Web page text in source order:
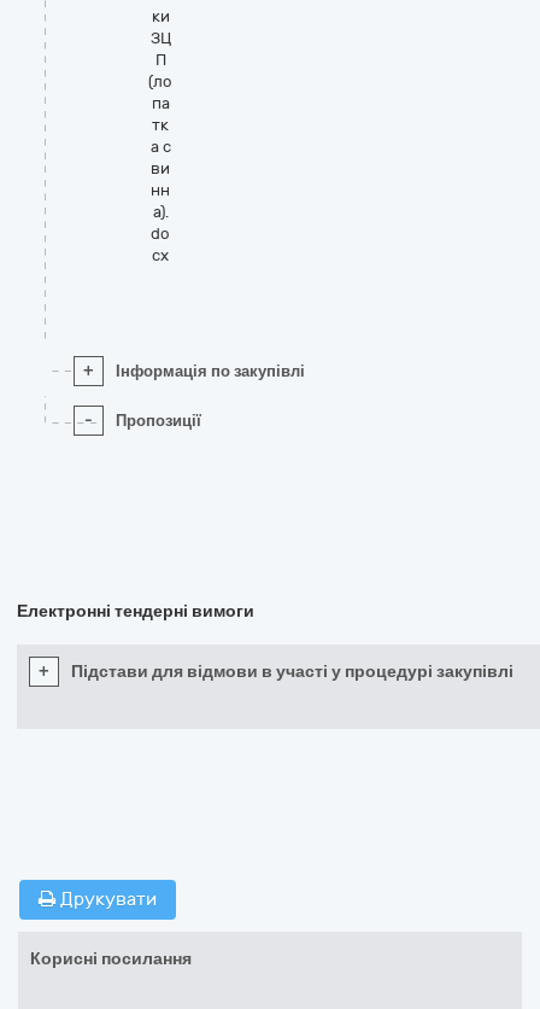
ки
ЗЦ
П
(ло
па
тк
а с
ви
нн
а).
do
cx
+ Інформація по закупівлі
- Пропозиції
Електронні тендерні вимоги
+ Підстави для відмови в участі у процедурі закупівлі
Друкувати
Корисні посилання